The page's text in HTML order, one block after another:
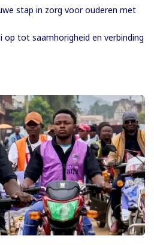
stap in zorg voor ouderen met
op tot saamhorigheid en verbinding